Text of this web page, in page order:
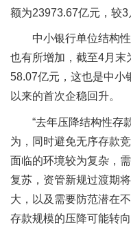
额为23973.67亿元，较3
中小银行单位结构
也有所增加，截至4月末
58.07亿元，这也是中小
以来的首次企稳回升。
“去年压降结构性存
为，同时避免无序存款
面临的环境较为复杂，
复苏，资管新规过渡期
大，以及需要防范潜在
存款规模的压降可能转